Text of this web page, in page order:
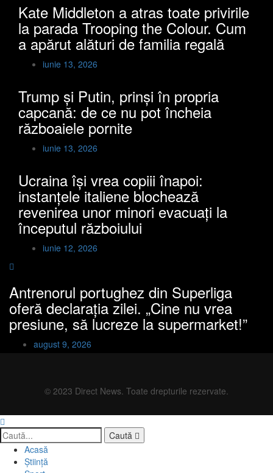
Kate Middleton a atras toate privirile
la parada Trooping the Colour. Cum
a apărut alături de familia regală
iunie 13, 2026
Trump și Putin, prinși în propria
capcană: de ce nu pot încheia
războaiele pornite
iunie 13, 2026
Ucraina își vrea copiii înapoi:
instanțele italiene blochează
revenirea unor minori evacuați la
începutul războiului
iunie 12, 2026
Antrenorul portughez din Superliga
oferă declarația zilei. „Cine nu vrea
presiune, să lucreze la supermarket!”
august 9, 2026
© 2023 Direct News. Toate drepturile rezervate.
Caută
Acasă
Știință